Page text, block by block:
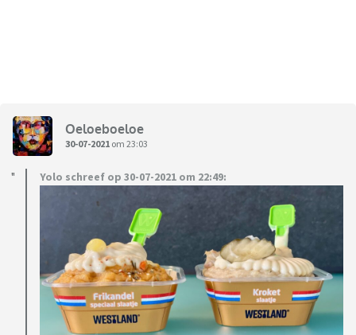
Oeloeboeloe
30-07-2021 om 23:03
Yolo schreef op 30-07-2021 om 22:49: